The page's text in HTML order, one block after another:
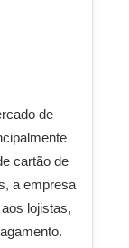
de
cartão de
a empresa
lojistas,